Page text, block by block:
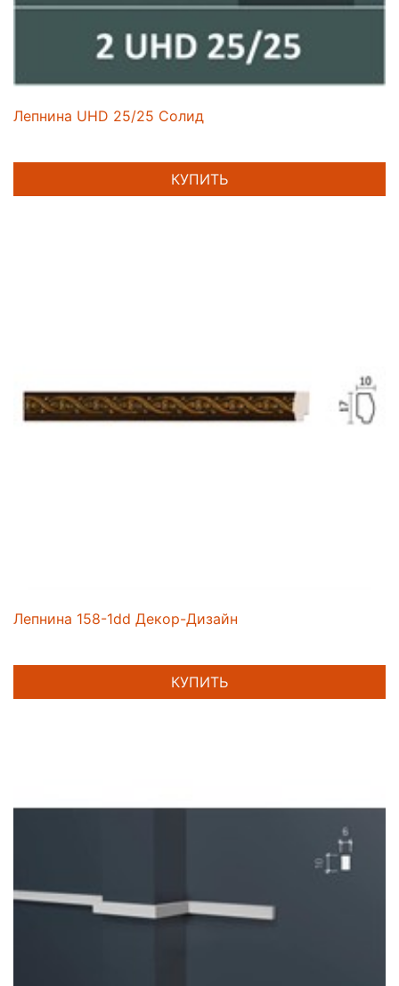
Лепнина UHD 25/25 Солид
КУПИТЬ
Лепнина 158-1dd Декор-Дизайн
КУПИТЬ